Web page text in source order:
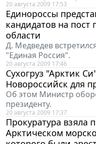
20 августа 2009 17:53
Единороссы
кандидатов на пост
области
Д. Медведев
"Единая Россия".
20 августа 2009 17:46
Cухогруз "Арктик
Новороссийск для
Об этом Министр
президенту.
20 августа 2009 17:37
Прокуратура взяла
Арктическом